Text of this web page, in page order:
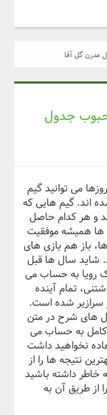
مدرن گل آقا
جدول
می توانید گیم
اند. گیم هایی که
و هر کدام حاصل
ها همیشه موفقیت
باز هم بازی های
شاید سال ها قبل
رویا به حساب می
تمام آینده
شده است.
های شرح در متن
کامل به حساب می
نخواهید داشت
نتیجه ها را از
خاطر داشته باشید
را از طریق آن به